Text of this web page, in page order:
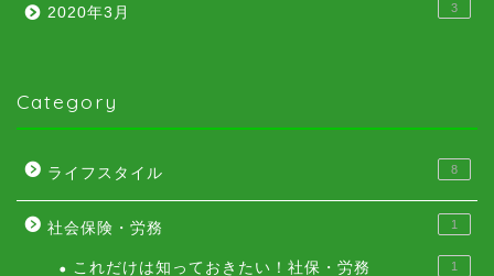
2020年3月 3
Category
ライフスタイル 8
社会保険・労務 1
これだけは知っておきたい！社保・労務 1